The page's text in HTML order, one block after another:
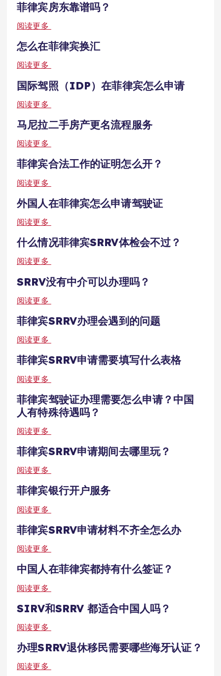
菲律宾房东靠谱吗？
阅读更多
怎么在菲律宾换汇
阅读更多
国际驾照（IDP）在菲律宾怎么申请
阅读更多
马尼拉二手房产更名流程服务
阅读更多
菲律宾合法工作的证明怎么开？
阅读更多
外国人在菲律宾怎么申请驾驶证
阅读更多
什么情况菲律宾SRRV体检会不过？
阅读更多
SRRV没有中介可以办理吗？
阅读更多
菲律宾SRRV办理会遇到的问题
阅读更多
菲律宾SRRV申请需要填写什么表格
阅读更多
菲律宾驾驶证办理需要怎么申请？中国
人有特殊待遇吗？
阅读更多
菲律宾SRRV申请期间去哪里玩？
阅读更多
菲律宾银行开户服务
阅读更多
菲律宾SRRV申请材料不齐全怎么办
阅读更多
中国人在菲律宾都持有什么签证？
阅读更多
SIRV和SRRV 都适合中国人吗？
阅读更多
办理SRRV退休移民需要哪些海牙认证？
阅读更多